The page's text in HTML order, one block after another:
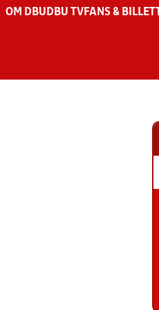
OM DBU DBU TV FANS &